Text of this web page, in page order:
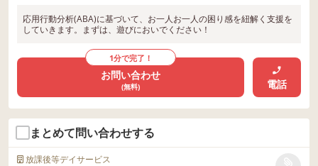
応用行動分析(ABA)に基づいて、お一人お一人の困り感を紐解く支援を
していきます。まずは、遊びにおいでください！
1分で完了！
お問い合わせ
(無料) 電話
まとめて問い合わせする
放課後等デイサービス